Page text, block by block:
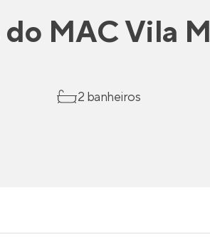
do MAC Vila
2 banheiros